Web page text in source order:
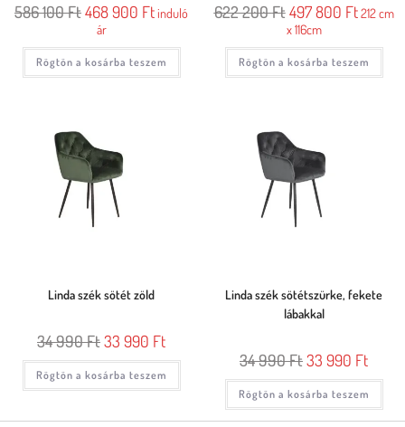
586 100Ft468 900 Ftinduló
ár
Rögtön a kosárba teszem
622 200Ft 497 800 Ft212 cm
x 116cm
Rögtön a kosárba teszem
Linda szék sötét zöld
34 990Ft33 990 Ft
Rögtön a kosárba teszem
Linda szék sötétszürke, fekete
lábakkal
34 990Ft33 990 Ft
Rögtön a kosárba teszem